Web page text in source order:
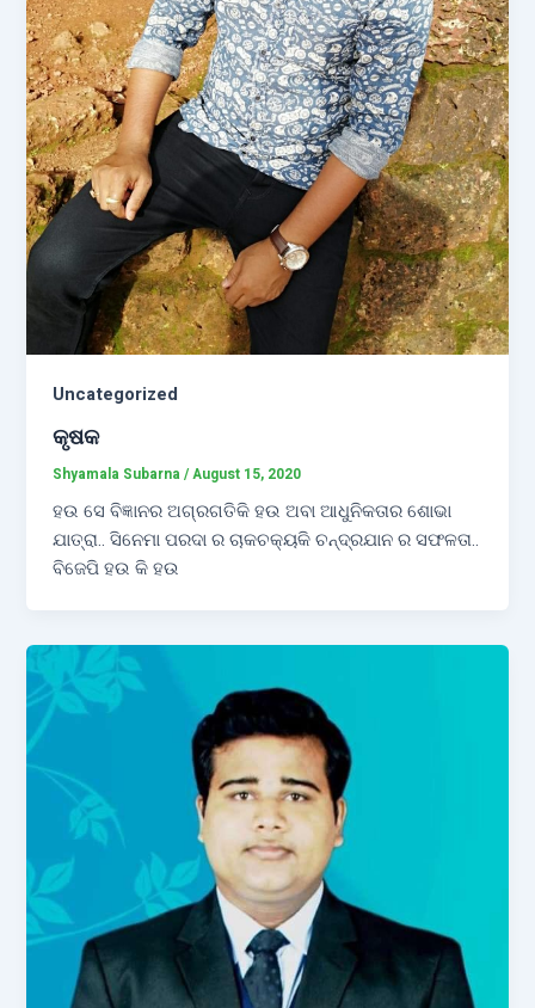
Uncategorized
କୃଷକ
Shyamala Subarna/August 15, 2020
ହଉ ସେ ବିଜ୍ଞାନର ଅଗ୍ରଗତିକି ହଉ ଅବା ଆଧୁନିକତାର ଶୋଭା
ଯାତ୍ରା.. ସିନେମା ପରଦା ର ଚାକଚକ୍ୟକି ଚନ୍ଦ୍ରଯାନ ର ସଫଳତା..
ବିଜେପି ହଉ କି ହଉ